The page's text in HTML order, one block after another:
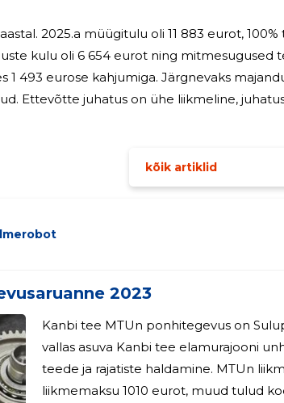
osutati eestis.
kulu oli 6 654 eurot ning mitmesugused
liikme
kõik artiklid
2023
Kanbi tee MTUn ponhitegevus on
vallas asuva Kanbi tee elamurajooni
teede ja rajatiste haldamine. MTUn liikmed tasusid 2023. aastal
liikmemaksu 1010 eurot, muud tulud